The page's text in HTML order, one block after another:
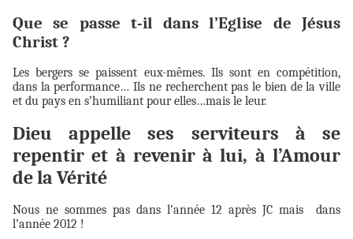
Que se passe t-il dans l’Eglise de Jésus
Christ ?
Les bergers se paissent eux-mêmes. Ils sont en compétition,
dans la performance… Ils ne recherchent pas le bien de la ville
et du pays en s’humiliant pour elles…mais le leur.
Dieu appelle ses serviteurs à se
repentir et à revenir à lui, à l’Amour
de la Vérité
Nous ne sommes pas dans l’année 12 après JC mais
dans
l’année 2012 !